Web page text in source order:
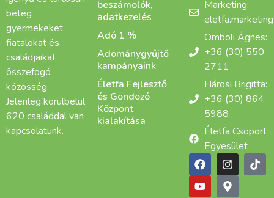
beteg
gyermekeket,
fiatalokat és
családjaikat
összefogó
közösség.
Jelenleg körülbelül
620 családdal van
kapcsolatunk.
beszámolók,
adatkezelés
Adó 1 %
Adománygyűjtő
kampányaink
Életfa Fejlesztő
és Gondozó
Központ
kialakítása
Marketing:
Ömböli Ágnes:
+36 (30) 550
2711
Hárosi Brigitta:
+36 (30) 864
5988
Életfa Csoport
Egyesület